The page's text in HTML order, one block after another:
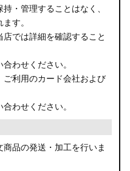
・管理することはなく、
す。
では詳細を確認すること
わせください。
利用のカード会社および
わせください。
品の発送・加工を行いま